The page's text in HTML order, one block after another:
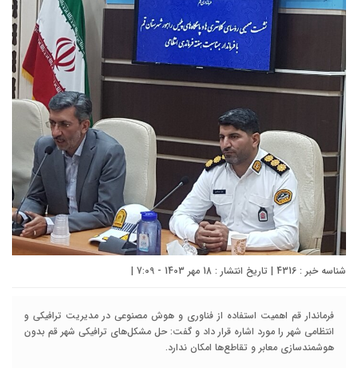
شناسه خبر : 4316 | تاریخ انتشار : 18 مهر 1403 - 7:09 |
فرماندار قم اهمیت استفاده از فناوری و هوش مصنوعی در مدیریت ترافیکی و
انتظامی شهر را مورد اشاره قرار داد و گفت: حل مشکل‌های ترافیکی شهر قم بدون
هوشمندسازی معابر و تقاطع‌ها امکان ندارد.